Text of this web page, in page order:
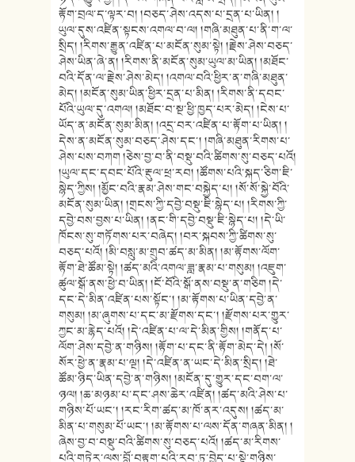
རྟོག་བྲལ་ད་ལྟར་བ། །བཅད་ཤེས་འདས་པ་དྲན་པ་ཡིན། །
ཡུལ་དུས་འཛིན་སྟངས་འགལ་བ་ལ། །གཞི་མཐུན་པ་ནི་ག་ལ་
སྲིད། །རིགས་རྒྱུན་འཛིན་པ་མངོན་སུམ་སྟེ། །རྗེས་ཤེས་བཅད་
ཤེས་ཡིན་ཞེ་ན། །རིགས་ནི་མངོན་སུམ་ཡུལ་མ་ཡིན། །མཐོང་
བའི་དོན་ལ་རྗེས་ཤེས་མེད། །འགལ་བའི་ཕྱིར་ན་གཞི་མཐུན་
མེད། །མངོན་སུམ་ཡིན་ཕྱིར་དྲན་པ་མིན། །རིགས་ནི་དབང་
པོའི་ཡུལ་དུ་འགལ། །མཐོང་བ་སྔ་ཕྱི་ཁྱད་པར་མེད། །ངེས་པ་
ཡོད་ན་མངོན་སུམ་མིན། །འདྲ་བར་འཛིན་པ་རྟོག་པ་ཡིན། །
དེས་ན་མངོན་སུམ་བཅད་ཤེས་དང་། །གཞི་མཐུན་རིགས་པ་
ཤེས་པས་བཀག །ཅེས་བྱ་བ་ནི་བསྡུ་བའི་ཚིགས་སུ་བཅད་པའོ།
།ཡུལ་དང་དབང་པོའི་རྡུལ་ཕྲ་རབ། །ཚོགས་པའི་སྐད་ཅིག་ཇི་
སྙེད་ཀྱིས། །མྱོང་བའི་རྣམ་ཤེས་གང་བསྐྱེད་པ། །སོ་སོ་སྐྱེ་བོའི་
མངོན་སུམ་ཡིན། །གྲངས་ཀྱི་དབྱེ་བསྡུ་ཇི་སྙེད་པ། །རིགས་ཀྱི་
དབྱེ་བས་བྱས་པ་ཡིན། །ནང་གི་དབྱེ་བསྡུ་ཇི་སྙེད་པ། །དེ་ཡི་
ཁོངས་སུ་གཏོགས་པར་བཞེད། །བར་སྐབས་ཀྱི་ཚིགས་སུ་
བཅད་པའོ། །མི་བསླུ་མ་གྲུབ་ཚད་མ་མིན། །མ་རྟོགས་ལོག་
རྟོག་ཐེ་ཚོམ་སྟེ། །ཚད་མའི་འགལ་ཟླ་རྣམ་པ་གསུམ། །འཇུག་
ཚུལ་སྒོ་ནས་ཕྱེ་བ་ཡིན། །ངོ་བོའི་སྒོ་ནས་བསྡུ་ན་གཅིག །དེ་
དང་དེ་མིན་འཛིན་པས་སྟོང་། །མ་རྟོགས་པ་ཡིན་དབྱེ་ན་
གསུམ། །མ་ཞུགས་པ་དང་མ་རྫོགས་དང་། །རྫོགས་པར་གྱུར་
ཀྱང་མ་རྙེད་པའོ། །དེ་འཛིན་པ་ལ་དེ་མིན་གྱིས། །གནོད་པ་
ལོག་ཤེས་དབྱེ་ན་གཉིས། །རྟོག་པ་དང་ནི་རྟོག་མེད་དེ། །སོ་
སོར་ཕྱེ་ན་རྣམ་པ་ལྔ། །དེ་འཛིན་ན་ཡང་དེ་མིན་སྲིད། །ཐེ་
ཚོམ་ཉིད་ཡིན་དབྱེ་ན་གཉིས། །མངོན་དུ་གྱུར་དང་བག་ལ་
ཉལ། །ཆ་མཉམ་པ་དང་ཤས་ཆེར་འཛིན། །ཚད་མའི་ཤེས་པ་
གཉིས་པོ་ཡང་། །རང་རིག་ཚད་མ་ཁོ་ནར་འདུས། །ཚད་མ་
མིན་པ་གསུམ་པོ་ཡང་། །མ་རྟོགས་པ་ལས་དོན་གཞན་མིན། །
ཞེས་བྱ་བ་བསྡུ་བའི་ཚིགས་སུ་བཅད་པའོ། །ཚད་མ་རིགས་
པའི་གཏེར་ལས་བློ་བརྟག་པའི་རབ་ཏུ་བྱེད་པ་སྟེ་གཉིས་